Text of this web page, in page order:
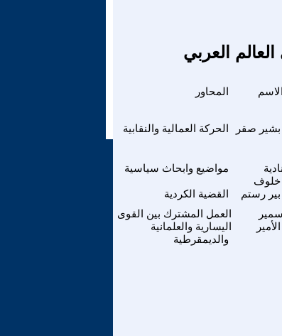
العربي
الاسم
الحركة العمالية والنقابية بشير صقر
مواضيع وابحاث سياسية
نادية
خلوف
القضية الكردية بير رستم
العمل المشترك بين القوى
اليسارية والعلمانية
والديمقرطية
سمير
الأمير